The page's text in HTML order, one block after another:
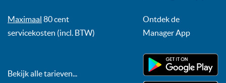
Maximaal 80 cent
servicekosten (incl. BTW)
Bekijk alle tarieven...
Ontdek de
Manager App